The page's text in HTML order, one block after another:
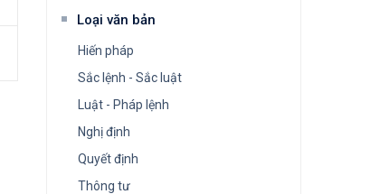
Loại văn bản
Hiến pháp
Sắc lệnh - Sắc luật
Luật - Pháp lệnh
Nghị định
Quyết định
Thông tư